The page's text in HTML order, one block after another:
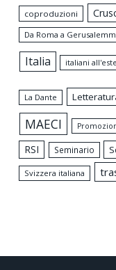
coproduzioni
Da Roma a
Italia italiani
La Dante
MAECI
RSI
Seminario
Svizzera italiana